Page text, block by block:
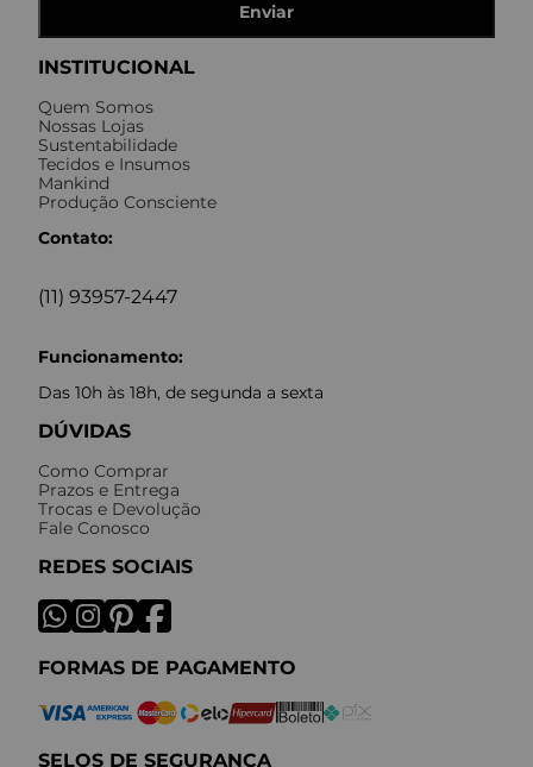
INSTITUCIONAL
Quem Somos
Nossas Lojas
Sustentabilidade
Tecidos e Insumos
Mankind
Produção Consciente
Contato:
(11) 93957-2447
Funcionamento:
Das 10h às 18h, de segunda a sexta
DÚVIDAS
Como Comprar
Prazos e Entrega
Trocas e Devolução
Fale Conosco
REDES SOCIAIS
FORMAS DE PAGAMENTO
SELOS DE SEGURANÇA
Enviar